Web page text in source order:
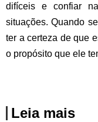
difíceis e confiar
situações. Quando
ter a certeza de que
o propósito que ele
Leia mais